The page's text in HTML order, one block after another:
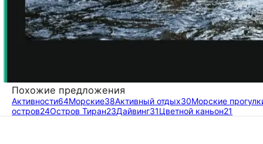
Похожие предложения
Активности64Морские38Активный отдых30Морские
остров24Остров Тиран23Дайвинг31Цветной каньон21